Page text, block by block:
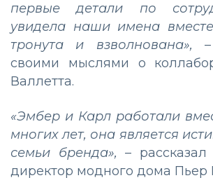
первые детали по
увидела наши имена
тронута и взволнована», –
своими мыслями о
Валлетта.
«Эмбер и Карл работали
многих лет, она является
семьи бренда», –
директор модного дома Пьер